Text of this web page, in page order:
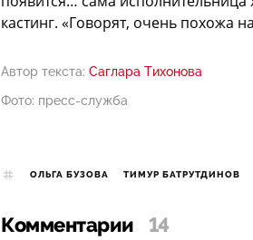
кастинг. «Говорят, очень похожа
Автор текста: Саглара Тихонова
Фото: пресс-служба
ОЛЬГА БУЗОВА ТИМУР БАТРУТДИНОВ
Комментарии 14